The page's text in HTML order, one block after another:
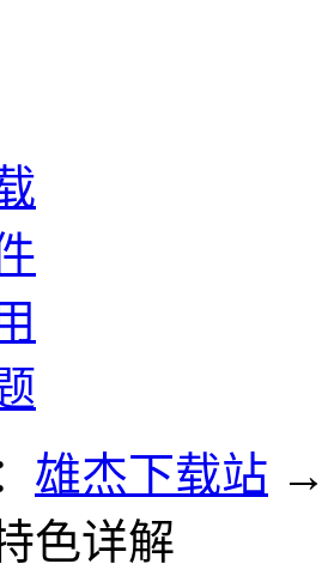
雄杰下载站
色详解